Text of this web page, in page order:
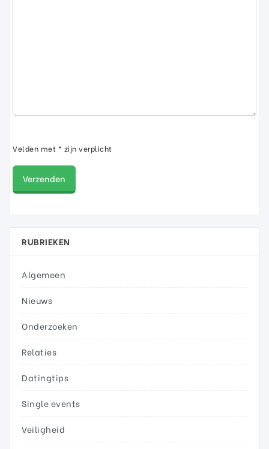
Velden met * zijn verplicht
RUBRIEKEN
Algemeen
Nieuws
Onderzoeken
Relaties
Datingtips
Single events
Veiligheid